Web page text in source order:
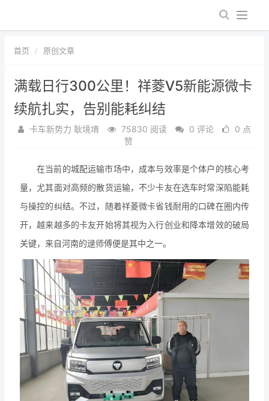
首页 原创文章
满载日行300公里！祥菱V5新能源微卡
续航扎实，告别能耗纠结
卡车新势力 耿境堉 75830 阅读 0 评论
0 点
赞
在当前的城配运输市场中，成本与效率是个体户的核心考
量，尤其面对高频的散货运输，不少卡友在选车时常深陷能耗
与操控的纠结。不过，随着祥菱微卡省钱耐用的口碑在圈内传
开，越来越多的卡友开始将其视为入行创业和降本增效的破局
关键，来自河南的逯师傅便是其中之一。